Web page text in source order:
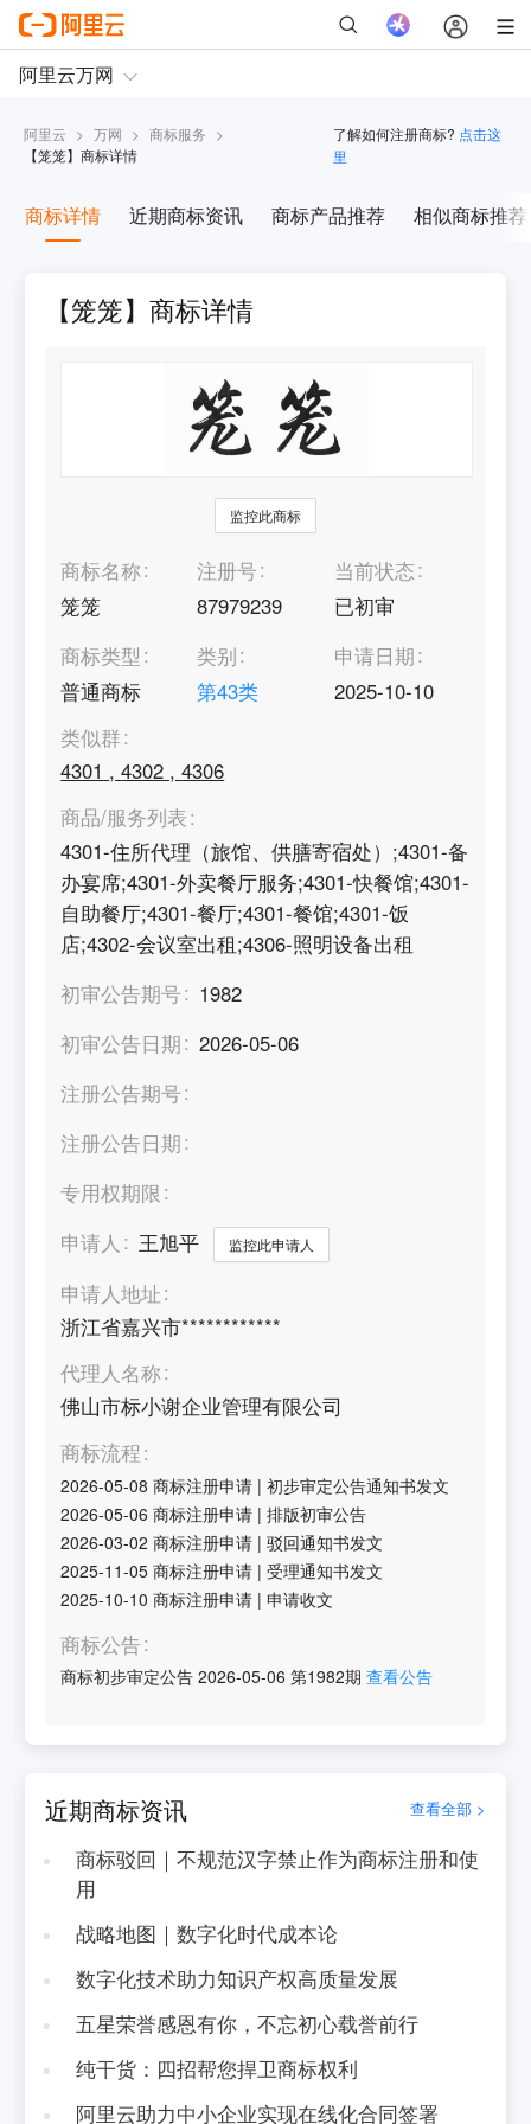
阿里云 > 万网 > 商标服务 >
【笼笼】商标详情
了解如何注册商标? 点击这
里
商标详情 近期商标资讯 商标产品推荐 相似商标推荐
【笼笼】商标详情
监控此商标
商标名称
笼笼
注册号
87979239
当前状态
已初审
商标类型
普通商标
类别
第43类
申请日期
2025-10-10
类似群
4301 ,4302 ,4306
商品/服务列表
4301-住所代理（旅馆、供膳寄宿处）;4301-备
办宴席;4301-外卖餐厅服务;4301-快餐馆;4301-
自助餐厅;4301-餐厅;4301-餐馆;4301-饭
店;4302-会议室出租;4306-照明设备出租
初审公告期号
1982
初审公告日期
2026-05-06
注册公告期号
注册公告日期
专用权期限
申请人
王旭平 监控此申请人
申请人地址
浙江省嘉兴市************
代理人名称
佛山市标小谢企业管理有限公司
商标流程
2026-05-08 商标注册申请 |初步审定公告通知书发文
2026-05-06 商标注册申请 |排版初审公告
2026-03-02 商标注册申请 |驳回通知书发文
2025-11-05 商标注册申请 |受理通知书发文
2025-10-10 商标注册申请 |申请收文
商标公告
商标初步审定公告 2026-05-06 第1982期 查看公告
近期商标资讯 查看全部 >
商标驳回｜不规范汉字禁止作为商标注册和使
用
战略地图｜数字化时代成本论
数字化技术助力知识产权高质量发展
五星荣誉感恩有你，不忘初心载誉前行
纯干货：四招帮您捍卫商标权利
阿里云助力中小企业实现在线化合同签署